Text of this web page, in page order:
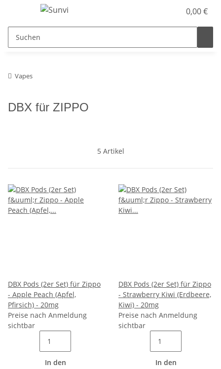
0,00 €
Vapes
DBX für ZIPPO
5 Artikel
DBX Pods (2er Set) für Zippo
- Apple Peach (Apfel,
Pfirsich) - 20mg
Preise nach Anmeldung
sichtbar
In den
DBX Pods (2er Set) für Zippo
- Strawberry Kiwi (Erdbeere,
Kiwi) - 20mg
Preise nach Anmeldung
sichtbar
In den